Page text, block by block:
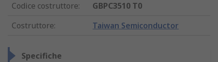
Codice costruttore:
GBPC3510 T0
Costruttore: Taiwan Semiconductor
Specifiche